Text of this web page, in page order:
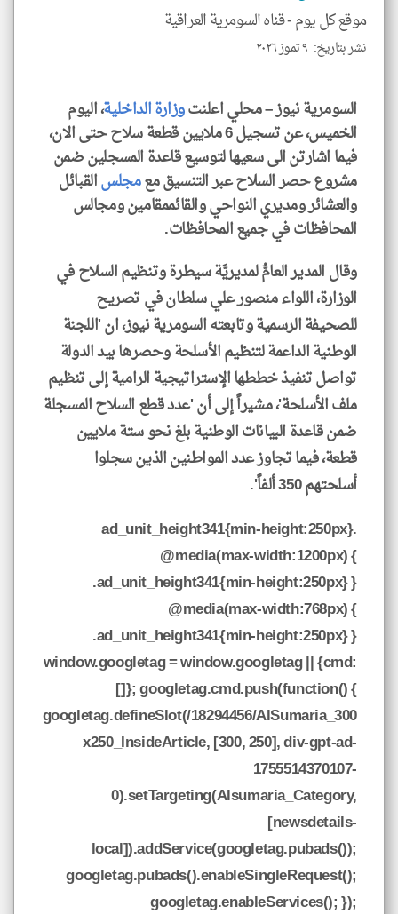
موقع كل يوم -قناه السومرية العراقية
نشر بتاريخ: ٩ تموز ٢٠٢٦
السومرية نيوز – محلي اعلنتوزارة الداخلية، اليوم
الخميس، عن تسجيل 6 ملايين قطعة سلاح حتى الان،
فيما اشارتن الى سعيها لتوسيع قاعدة المسجلين ضمن
مشروع حصر السلاح عبر التنسيق معمجلسالقبائل
والعشائر ومديري النواحي والقائممقامين ومجالس
المحافظات في جميع المحافظات.
‏وقال المدير العامُّ لمديريَّة سيطرة وتنظيم السلاح في
الوزارة، اللواء منصور علي سلطان في تصريح
للصحيفة الرسمية وتابعته السومرية نيوز، ان 'اللجنة
الوطنية الداعمة لتنظيم الأسلحة وحصرها بيد الدولة
تواصل تنفيذ خططها الإستراتيجية الرامية إلى تنظيم
ملف الأسلحة'، مشيراً إلى أن 'عدد قطع السلاح المسجلة
ضمن قاعدة البيانات الوطنية بلغ نحو ستة ملايين
قطعة، فيما تجاوز عدد المواطنين الذين سجلوا
أسلحتهم 350 ألفاً'.
.ad_unit_height341{min-height:250px}
@media(max-width:1200px) {
.ad_unit_height341{min-height:250px} }
@media(max-width:768px) {
.ad_unit_height341{min-height:250px} }
window.googletag = window.googletag || {cmd:
[]}; googletag.cmd.push(function() {
googletag.defineSlot(/18294456/AlSumaria_300
x250_InsideArticle, [300, 250], div-gpt-ad-
1755514370107-
0).setTargeting(Alsumaria_Category,
[newsdetails-
local]).addService(googletag.pubads());
googletag.pubads().enableSingleRequest();
googletag.enableServices(); });
klyoum.com